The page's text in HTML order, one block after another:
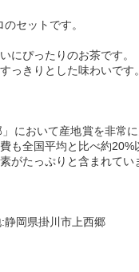
セットです。
にぴったりのお茶です。
っきりとした味わいです。
において産地賞を非常
も全国平均と比べ約
がたっぷりと含まれて
静岡県掛川市上西郷